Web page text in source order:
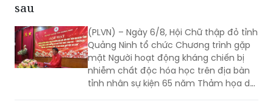
sau
(PLVN) – Ngày 6/8, Hội Chữ thập đỏ tỉnh
Quảng Ninh tổ chức Chương trình gặp
mặt Người hoạt động kháng chiến bị
nhiễm chất độc hóa học trên địa bàn
tỉnh nhân sự kiện 65 năm Thảm họa da